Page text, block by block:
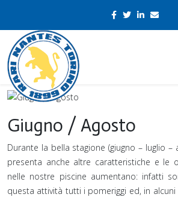
Giugno / Agosto
Durante la bella stagione (giugno – luglio
presenta anche altre caratteristiche e le
nelle nostre piscine aumentano: infatti
questa attività tutti i pomeriggi ed, in